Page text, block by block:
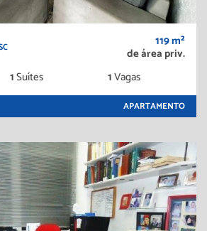
119 m²
de área priv.
1Suítes 1Vagas
APARTAMENTO